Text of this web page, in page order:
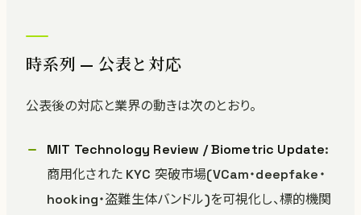
時系列 — 公表と対応
公表後の対応と業界の動きは次のとおり。
MIT Technology Review / Biometric Update:
商用化された KYC 突破市場(VCam・deepfake・
hooking・盗難生体バンドル)を可視化し、標的機関